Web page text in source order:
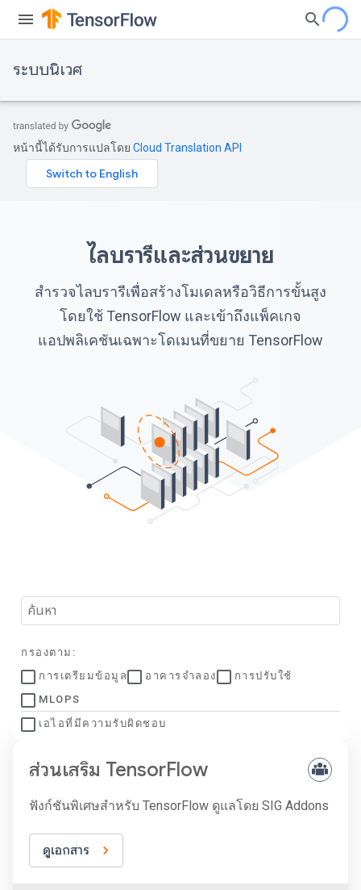
ระบบนิเวศ
หน้านี้ได้รับการแปลโดย Cloud Translation API
ไลบรารีและส่วนขยาย
สำรวจไลบรารีเพื่อสร้างโมเดลหรือวิธีการขั้นสูง
โดยใช้ TensorFlow และเข้าถึงแพ็คเกจ
แอปพลิเคชันเฉพาะโดเมนที่ขยาย TensorFlow
กรองตาม:
การเตรียมข้อมูล
อาคารจำลอง
การปรับใช้
MLOPS
เอไอที่มีความรับผิดชอบ
ส่วนเสริม TensorFlow
ฟังก์ชันพิเศษสำหรับ TensorFlow ดูแลโดย SIG Addons
ดูเอกสาร